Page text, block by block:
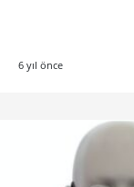
6 yıl önce